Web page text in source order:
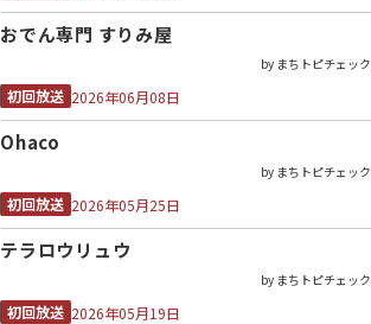
おでん専門 すりみ屋
by まちトピチェック
初回放送 2026年06月08日
Ohaco
by まちトピチェック
初回放送 2026年05月25日
テラロウリュウ
by まちトピチェック
初回放送 2026年05月19日